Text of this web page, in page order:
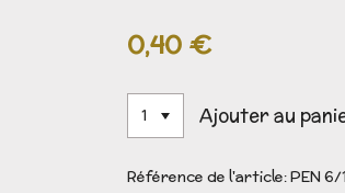
0,40 €
Ajouter au
Référence de l'article:PEN 6/